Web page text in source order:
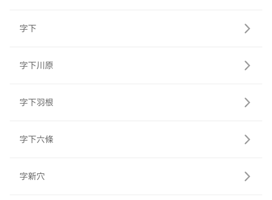
字下
字下川原
字下羽根
字下六條
字新穴